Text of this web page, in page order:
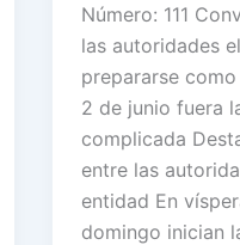
Número: 111
las autoridades
prepararse
2 de junio fuera
complicada
entre las
entidad En
domingo inician